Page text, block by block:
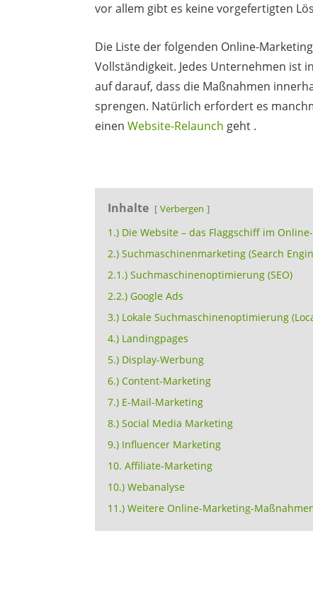
vor allem gibt es keine vorgefertigten
Die Liste der folgenden Online-
Vollständigkeit. Jedes Unternehmen ist
auf darauf, dass die Maßnahmen
sprengen. Natürlich erfordert es
einenWebsite-Relaunch geht .
Inhalte Verbergen
1.) Die Website – das Flaggschiff im
2.) Suchmaschinenmarketing (Search
2.1.) Suchmaschinenoptimierung (SEO)
2.2.) Google Ads
3.) Lokale Suchmaschinenoptimierung
4.) Landingpages
5.) Display-Werbung
6.) Content-Marketing
7.) E-Mail-Marketing
8.) Social Media Marketing
9.) Influencer Marketing
10. Affiliate-Marketing
10.) Webanalyse
11.) Weitere Online-Marketing-